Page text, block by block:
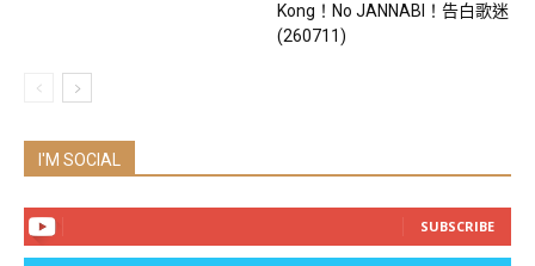
Kong！No JANNABI！告白歌迷
(260711)
I'M SOCIAL
SUBSCRIBE